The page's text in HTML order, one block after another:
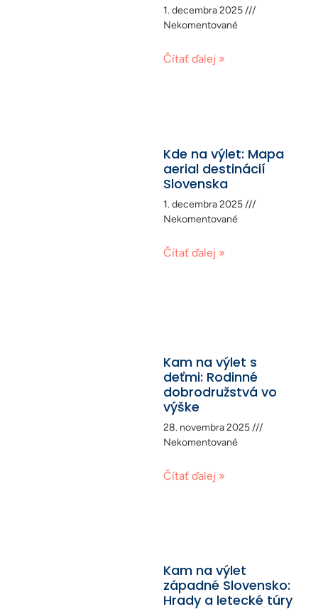
1. decembra 2025
Nekomentované
Čítať ďalej »
Kde na výlet: Mapa
aerial destinácií
Slovenska
1. decembra 2025
Nekomentované
Čítať ďalej »
Kam na výlet s
deťmi: Rodinné
dobrodružstvá vo
výške
28. novembra 2025
Nekomentované
Čítať ďalej »
Kam na výlet
západné Slovensko:
Hrady a letecké túry